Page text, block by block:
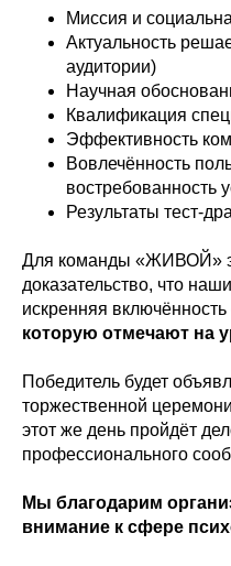
Миссия и
Актуальность
аудитории)
Научная
Квалификация
Эффективность
Вовлечённость
востребованность
Результаты тест-
Для команды «ЖИВОЙ»
доказательство, что
искренняя включённость
которую отмечают на
Победитель будет
торжественной
этот же день пройдёт
профессионального
Мы благодарим
внимание к сфере